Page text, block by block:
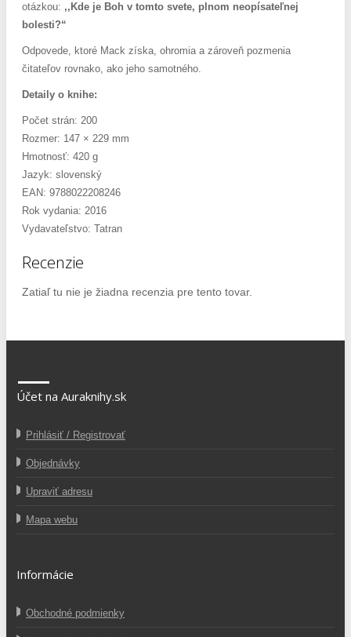
otázkou: ,,Kde je Boh v tomto svete, plnom neopísateľnej
bolesti?“
Odpovede, ktoré Mack získa, ohromia a zároveň pozmenia
čitateľov rovnako, ako jeho samotného.
Detaily o knihe:
Počet strán: 200
Rozmer: 147 × 229 mm
Hmotnosť: 420 g
Jazyk: slovenský
EAN: 9788022208246
Rok vydania: 2016
Vydavateľstvo: Tatran
Recenzie
Zatiaľ tu nie je žiadna recenzia pre tento tovar.
Účet na Auraknihy.sk
Prihlásiť / Registrovať
Objednávky
Upraviť adresu
Mapa webu
Informácie
Obchodné podmienky